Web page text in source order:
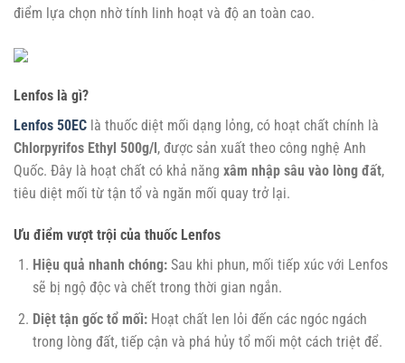
điểm lựa chọn nhờ tính linh hoạt và độ an toàn cao.
Lenfos là gì?
Lenfos 50EC là thuốc diệt mối dạng lỏng, có hoạt chất chính là
Chlorpyrifos Ethyl 500g/l , được sản xuất theo công nghệ Anh
Quốc. Đây là hoạt chất có khả năng xâm nhập sâu vào lòng đất,
tiêu diệt mối từ tận tổ và ngăn mối quay trở lại.
Ưu điểm vượt trội của thuốc Lenfos
Hiệu quả nhanh chóng:Sau khi phun, mối tiếp xúc với Lenfos
sẽ bị ngộ độc và chết trong thời gian ngắn.
Diệt tận gốc tổ mối:Hoạt chất len lỏi đến các ngóc ngách
trong lòng đất, tiếp cận và phá hủy tổ mối một cách triệt để.